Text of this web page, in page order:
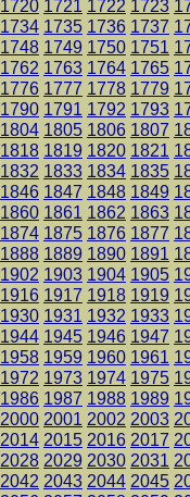
1720 1721 1722 1723
1734 1735 1736 1737
1748 1749 1750 1751
1762 1763 1764 1765
1776 1777 1778 1779
1790 1791 1792 1793
1804 1805 1806 1807
1818 1819 1820 1821
1832 1833 1834 1835
1846 1847 1848 1849
1860 1861 1862 1863
1874 1875 1876 1877
1888 1889 1890 1891
1902 1903 1904 1905
1916 1917 1918 1919
1930 1931 1932 1933
1944 1945 1946 1947
1958 1959 1960 1961
1972 1973 1974 1975
1986 1987 1988 1989
2000 2001 2002 2003
2014 2015 2016 2017
2028 2029 2030 2031
2042 2043 2044 2045